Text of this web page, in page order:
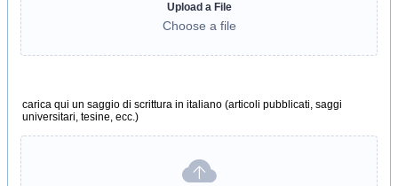
Upload a File
Choose a file
carica qui un saggio di scrittura in italiano (articoli pubblicati, saggi
universitari, tesine, ecc.)